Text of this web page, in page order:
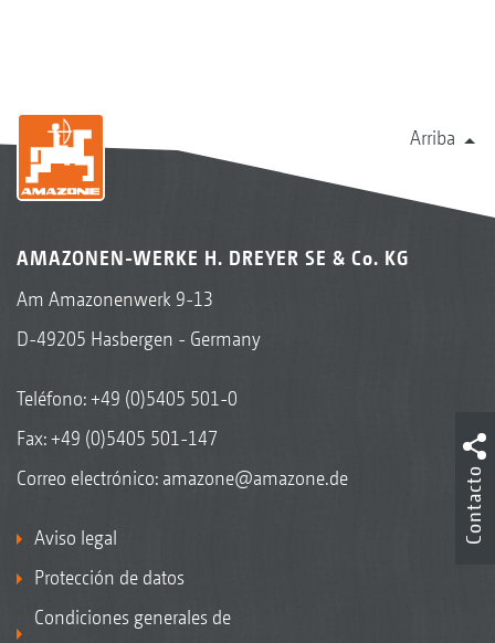
Arriba
AMAZONEN-WERKE H. DREYER SE & Co. KG
Am Amazonenwerk 9-13
D-49205 Hasbergen - Germany
Teléfono:+49 (0)5405 501-0
Fax: +49 (0)5405 501-147
Correo electrónico: amazone@amazone.de
Aviso legal
Protección de datos
Condiciones generales de
Contacto